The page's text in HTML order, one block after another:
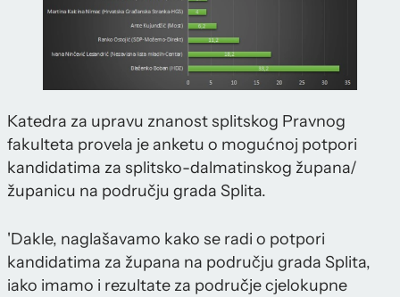
Katedra za upravu znanost splitskog Pravnog
fakulteta provela je anketu o mogućnoj potpori
kandidatima za splitsko-dalmatinskog župana/
županicu na području grada Splita.
'Dakle, naglašavamo kako se radi o potpori
kandidatima za župana na području grada Splita,
iako imamo i rezultate za područje cjelokupne